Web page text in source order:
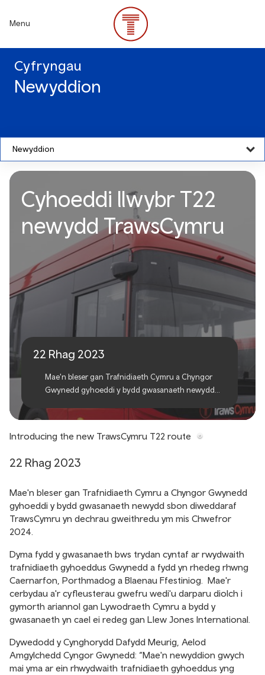
content
Menu
Cyfryngau
Newyddion
Newyddion
Cyhoeddi llwybr T22
newydd TrawsCymru
Cyhoeddi llwybr T22
newydd TrawsCymru
22 Rhag 2023
Mae'n bleser gan Trafnidiaeth Cymru a Chyngor
Gwynedd gyhoeddi y bydd gwasanaeth newydd
gweithredu ym mis Chwefror 2024.
Introducing the new TrawsCymru T22 route
22 Rhag 2023
Mae'n bleser gan Trafnidiaeth Cymru a Chyngor Gwynedd
gyhoeddi y bydd gwasanaeth newydd sbon diweddaraf
TrawsCymru yn dechrau gweithredu ym mis Chwefror
2024.
Dyma fydd y gwasanaeth bws trydan cyntaf ar rwydwaith
trafnidiaeth gyhoeddus Gwynedd a fydd yn rhedeg rhwng
Caernarfon, Porthmadog a Blaenau Ffestiniog. Mae'r
cerbydau a'r cyfleusterau gwefru wedi'u darparu diolch i
gymorth ariannol gan Lywodraeth Cymru a bydd y
gwasanaeth yn cael ei redeg gan Llew Jones International.
Dywedodd y Cynghorydd Dafydd Meurig, Aelod
Amgylchedd Cyngor Gwynedd: “Mae'n newyddion gwych
mai yma ar ein rhwydwaith trafnidiaeth gyhoeddus yng